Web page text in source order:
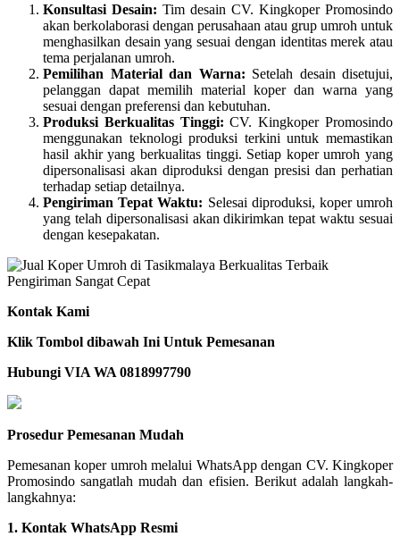
Konsultasi Desain: Tim desain CV. Kingkoper Promosindo
akan berkolaborasi dengan perusahaan atau grup umroh untuk
menghasilkan desain yang sesuai dengan identitas merek atau
tema perjalanan umroh.
Pemilihan Material dan Warna: Setelah desain disetujui,
pelanggan dapat memilih material koper dan warna yang
sesuai dengan preferensi dan kebutuhan.
Produksi Berkualitas Tinggi: CV. Kingkoper Promosindo
menggunakan teknologi produksi terkini untuk memastikan
hasil akhir yang berkualitas tinggi. Setiap koper umroh yang
dipersonalisasi akan diproduksi dengan presisi dan perhatian
terhadap setiap detailnya.
Pengiriman Tepat Waktu: Selesai diproduksi, koper umroh
yang telah dipersonalisasi akan dikirimkan tepat waktu sesuai
dengan kesepakatan.
Kontak Kami
Klik Tombol dibawah Ini Untuk Pemesanan
Hubungi VIA WA 0818997790
Prosedur Pemesanan Mudah
Pemesanan koper umroh melalui WhatsApp dengan CV. Kingkoper
Promosindo sangatlah mudah dan efisien. Berikut adalah langkah-
langkahnya:
1. Kontak WhatsApp Resmi